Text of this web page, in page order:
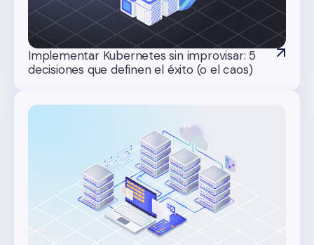
Implementar Kubernetes sin improvisar: 5
decisiones que definen el éxito (o el caos)